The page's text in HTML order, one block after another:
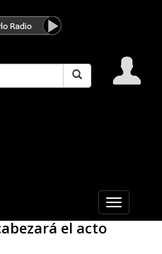
Toggle
navigation
el acto